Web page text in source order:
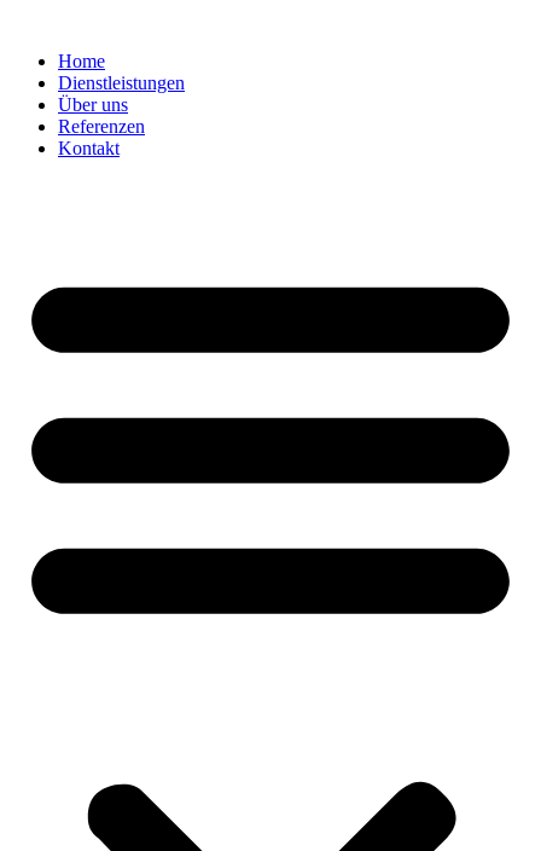
wechselnHome
Dienstleistungen
Über uns
Referenzen
Kontakt